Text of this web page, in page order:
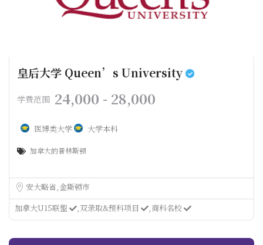
皇后大学 Queen’s University
学费范围 24,000 - 28,000
医博类大学 大学本科
加拿大的普林斯顿
安大略省金斯顿市
加拿大U15联盟
双录取&预科项目 商科名校